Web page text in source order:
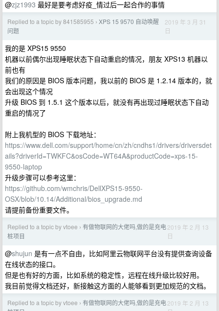
@zjz1993 最好是要考虑好疫_情过后一起合作的事情
Replied to a topic by 841585955 › XPS 15 9570 自动唤醒
问题
2019 年 3 月 31
日
我的是 XPS15 9550
机器以前偶尔出现睡眠状态下自动重启的情况，朋友 XPS13 机器以
前也有
我们的原因是 BIOS 版本问题，我以前的 BIOS 是 1.2.14 版本的，就
会出现这个情况
升级 BIOS 到 1.5.1 这个版本以后，就没有再出现过睡眠状态下自动
重启的情况了
附上我机型的 BIOS 下载地址：
https://www.dell.com/support/home/cn/zh/cndhs1/drivers/driversdet
ails?driverId=TWKFC&osCode=WT64A&productCode=xps-15-
9550-laptop
升级步骤可以参考这里：
https://github.com/wmchris/DellXPS15-9550-
OSX/blob/10.14/Additional/bios_upgrade.md
请提前备份重要文件。
Replied to a topic by vtoee › 有做物联网的大佬吗,做的是充电
桩项目
2019 年 2 月 13
日
@shujun 是有一点不自由，比如阿里云物联网平台没有提供查询设备
在线状态的接口。
但是也有好的方面，比如系统的稳定性，远程在线升级比较好用。
我目前觉得文档还好，新接触这方面的人能够看到更加规范的文档。
Replied to a topic by vtoee › 有做物联网的大佬吗,做的是充电2019 年 2 月 13